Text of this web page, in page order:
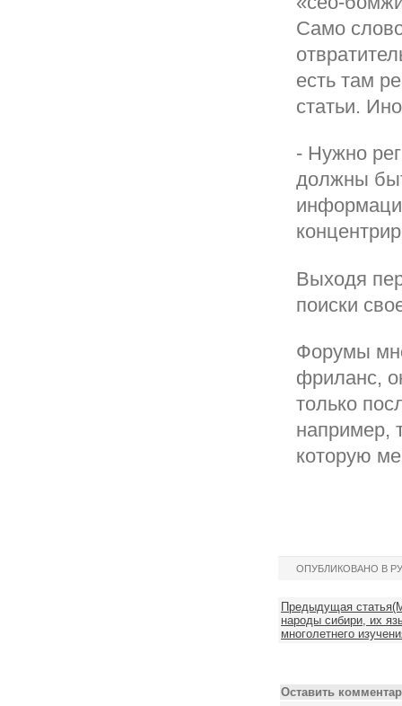
Само
есть там
статьи.
- Нужно
должны
Выходя
поиски
Форумы
фриланс,
только
например,
которую
ОПУБЛИКОВАНО В
Предыдущая
народы сибири, их
многолетнего
Оставить